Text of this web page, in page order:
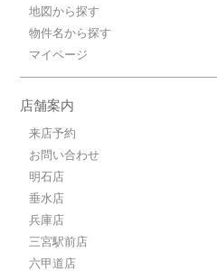
地図から探す
物件名から探す
マイページ
店舗案内
来店予約
お問い合わせ
明石店
垂水店
兵庫店
三宮駅前店
六甲道店